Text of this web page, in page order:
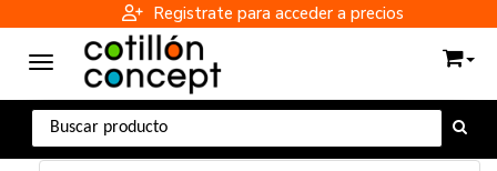
Registrate para acceder a precios
Toggle navigation